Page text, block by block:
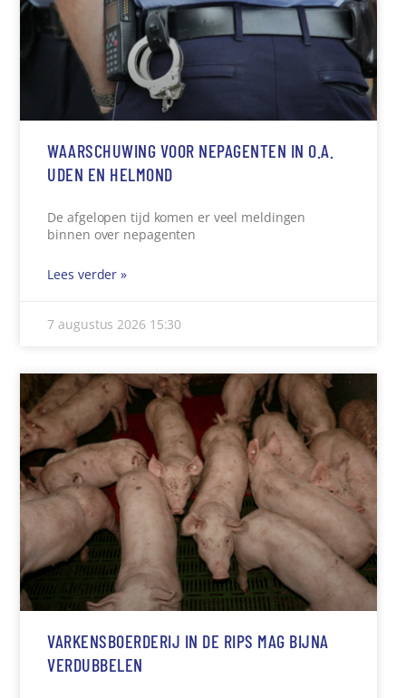
WAARSCHUWING VOOR NEPAGENTEN IN O.A.
UDEN EN HELMOND
De afgelopen tijd komen er veel meldingen
binnen over nepagenten
Lees verder »
7 augustus 2026 15:30
VARKENSBOERDERIJ IN DE RIPS MAG BIJNA
VERDUBBELEN